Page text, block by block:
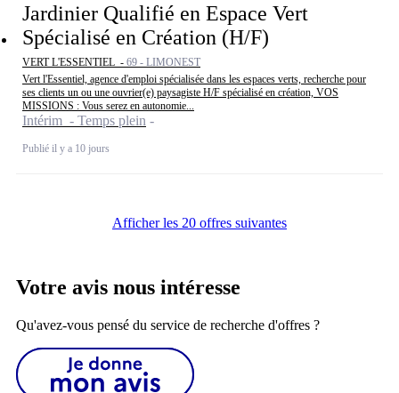
Jardinier Qualifié en Espace Vert
Spécialisé en Création (H/F)
VERT L'ESSENTIEL - 69 - LIMONEST
Vert l'Essentiel, agence d'emploi spécialisée dans les espaces verts, recherche pour
ses clients un ou une ouvrier(e) paysagiste H/F spécialisé en création, VOS
MISSIONS : Vous serez en autonomie...
Intérim - Temps plein
Publié il y a 10 jours
Afficher les 20 offres suivantes
Votre avis nous intéresse
Qu'avez-vous pensé du service de recherche d'offres ?